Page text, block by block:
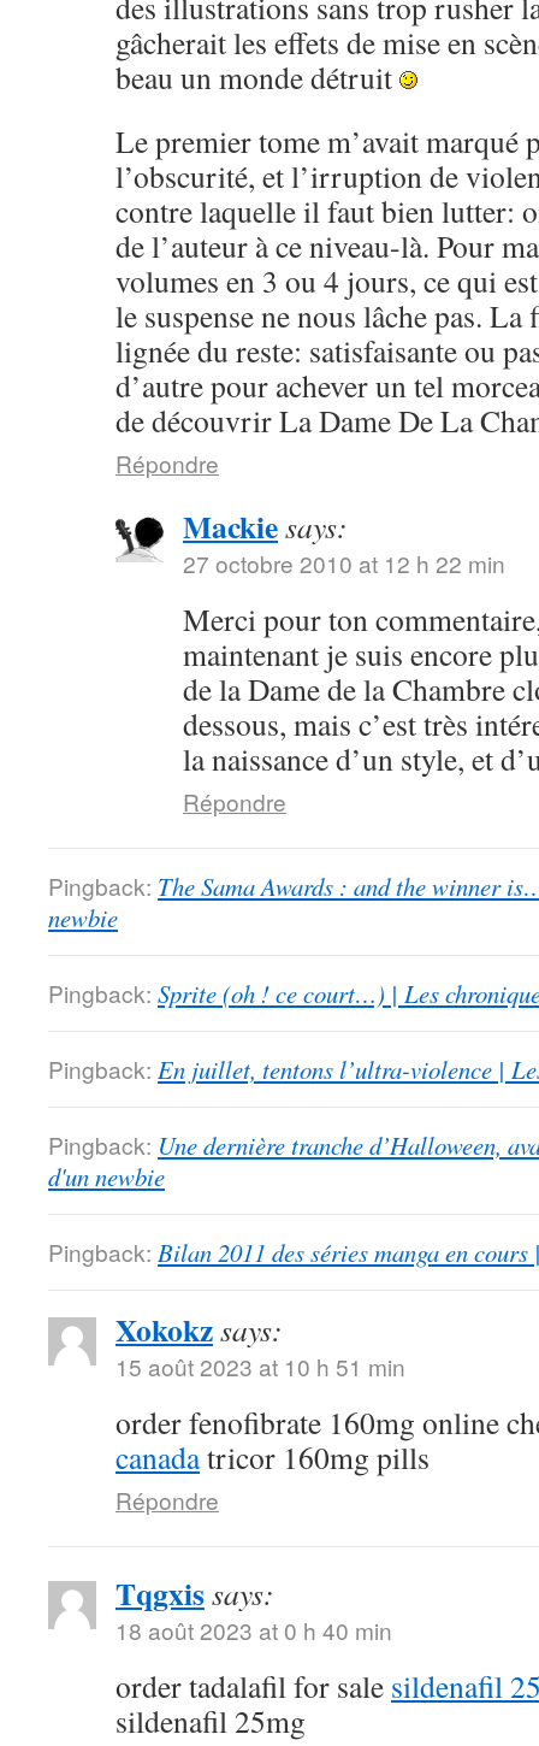
gâcherait les effets de mise en
beau un monde détruit
Le premier tome m’avait marqué
l’obscurité, et l’irruption de
contre laquelle il faut bien lutter:
de l’auteur à ce niveau-là. Pour
volumes en 3 ou 4 jours, ce qui
le suspense ne nous lâche pas. La
lignée du reste: satisfaisante ou
d’autre pour achever un tel
de découvrir La Dame De La
Répondre
Mackiesays:
27 octobre 2010 at 12 h 22 min
Merci pour ton
maintenant je suis encore
de la Dame de la Chambre
dessous, mais c’est très
la naissance d’un style, et
Répondre
Pingback: The Sama Awards : and the winner
newbie
Pingback: Sprite (oh ! ce court…) | Les
Pingback: En juillet, tentons l’ultra-violence |
Pingback: Une dernière tranche d’Halloween,
d'un newbie
Pingback: Bilan 2011 des séries manga en
Xokokzsays:
15 août 2023 at 10 h 51 min
order fenofibrate 160mg online
canadatricor 160mg pills
Répondre
Tqgxissays:
18 août 2023 at 0 h 40 min
order tadalafil for sale sildenafil
sildenafil 25mg